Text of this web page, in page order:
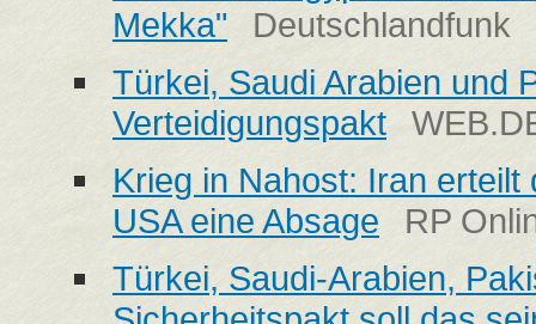
Mekka"
Deutschlandfunk
Türkei, Saudi Arabien und
Verteidigungspakt
Krieg in Nahost: Iran
USA eine Absage
RP
Türkei, Saudi-Arabien,